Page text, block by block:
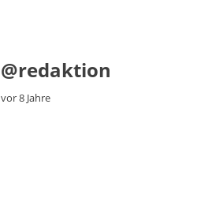
@redaktion
vor 8 Jahre